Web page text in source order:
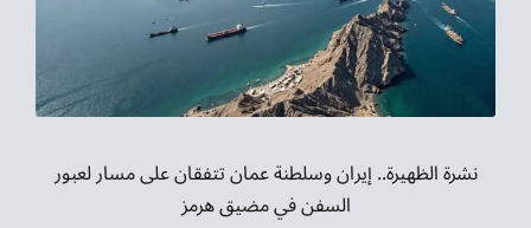
نشرة الظهيرة.. إيران وسلطنة عمان تتفقان على مسار لعبور
السفن في مضيق هرمز